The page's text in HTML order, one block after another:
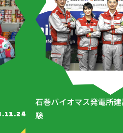
石巻バイオマス発電所
験